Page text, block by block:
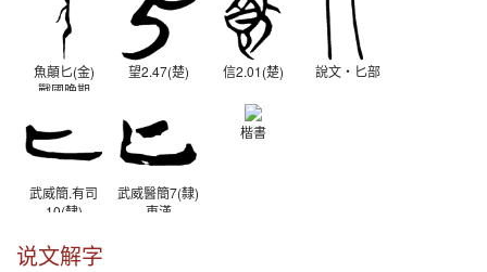
魚顛匕(金)
戰國晚期
望2.47(楚) 信2.01(楚) 說文‧匕部
武威簡.有司
10(隸)
武威醫簡7(隸)
東漢
楷書
说文解字